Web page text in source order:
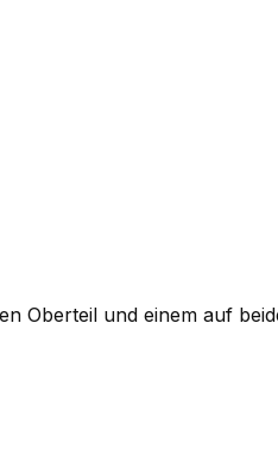
Oberteil und einem auf